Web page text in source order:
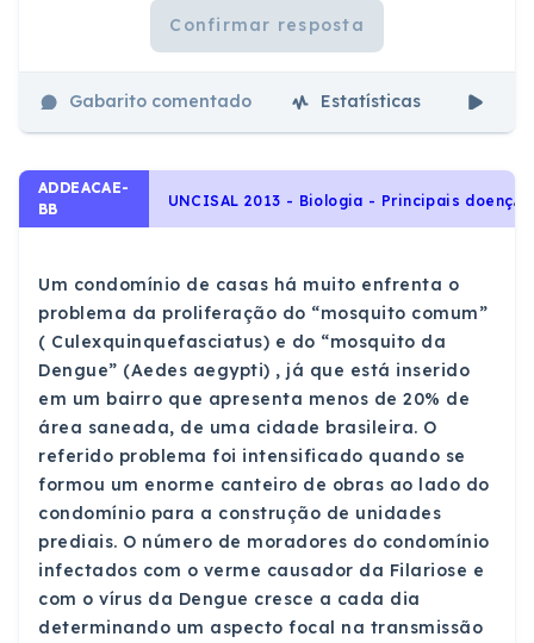
Confirmar resposta
Gabarito comentado Estatísticas
ADDEACAE-
BB
UNCISAL 2013 - Biologia - Principais doenças endêmicas no Brasil, Qualidade de vida das populações humanas
Um condomínio de casas há muito enfrenta o
problema da proliferação do “mosquito comum”
( Culexquinquefasciatus) e do “mosquito da
Dengue” (Aedes aegypti) , já que está inserido
em um bairro que apresenta menos de 20% de
área saneada, de uma cidade brasileira. O
referido problema foi intensificado quando se
formou um enorme canteiro de obras ao lado do
condomínio para a construção de unidades
prediais. O número de moradores do condomínio
infectados com o verme causador da Filariose e
com o vírus da Dengue cresce a cada dia
determinando um aspecto focal na transmissão